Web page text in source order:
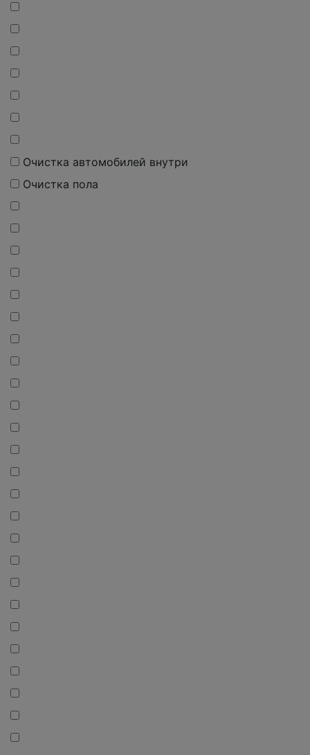
Очистка автомобилей внутри
Очистка пола